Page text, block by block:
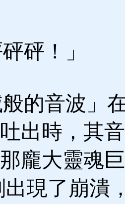
砰！」
的音波」
出時，其
龐大靈魂
現了崩潰